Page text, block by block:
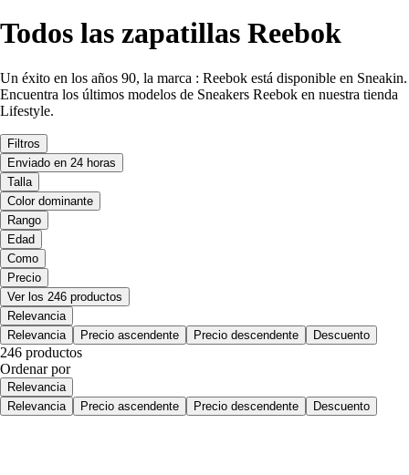
Todos las zapatillas Reebok
Un éxito en los años 90, la marca : Reebok está disponible en Sneakin.
Encuentra los últimos modelos de Sneakers Reebok en nuestra tienda
Lifestyle.
Filtros
Enviado en 24 horas
Talla
Color dominante
Rango
Edad
Como
Precio
Ver los 246 productos
Relevancia
Relevancia
Precio ascendente Precio descendente Descuento
246 productos
Ordenar por
Relevancia
Relevancia
Precio ascendente Precio descendente Descuento